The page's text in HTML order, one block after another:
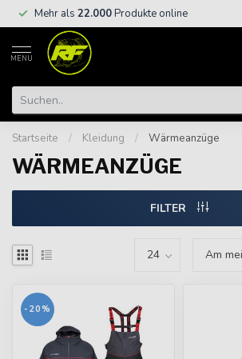
Mehr als 22.000Produkte online
MENU
Startseite / Kleidung / Wärmeanzüge
WÄRMEANZÜGE
FILTER
-20%